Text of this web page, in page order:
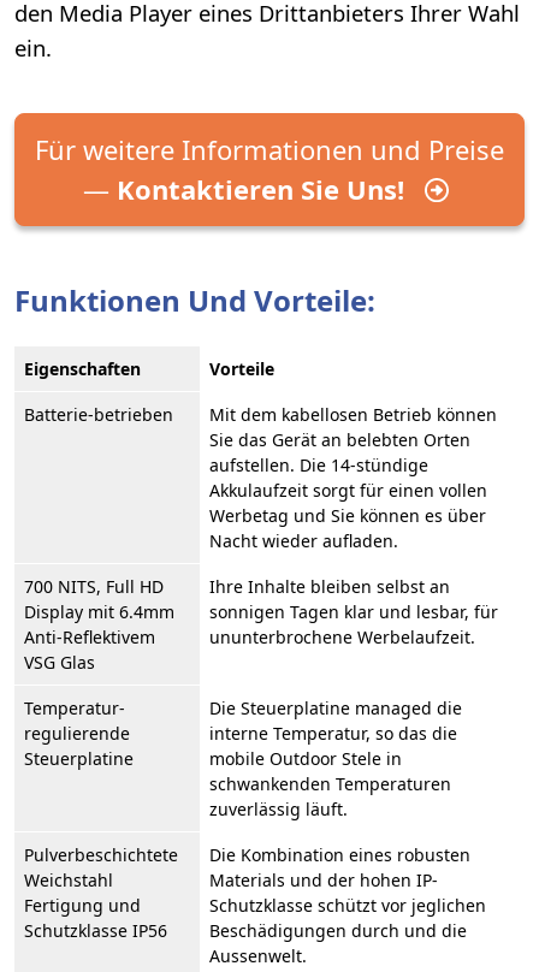
den Media Player eines Drittanbieters Ihrer Wahl
ein.
Für weitere Informationen und Preise
— Kontaktieren Sie Uns!
Funktionen Und Vorteile:
Eigenschaften
Vorteile
Batterie-betrieben
Mit dem kabellosen Betrieb können
Sie das Gerät an belebten Orten
aufstellen. Die 14-stündige
Akkulaufzeit sorgt für einen vollen
Werbetag und Sie können es über
Nacht wieder aufladen.
700 NITS, Full HD
Display mit 6.4mm
Anti-Reflektivem
VSG Glas
Ihre Inhalte bleiben selbst an
sonnigen Tagen klar und lesbar, für
ununterbrochene Werbelaufzeit.
Temperatur-
regulierende
Steuerplatine
Die Steuerplatine managed die
interne Temperatur, so das die
mobile Outdoor Stele in
schwankenden Temperaturen
zuverlässig läuft.
Pulverbeschichtete
Weichstahl
Fertigung und
Schutzklasse IP56
Die Kombination eines robusten
Materials und der hohen IP-
Schutzklasse schützt vor jeglichen
Beschädigungen durch und die
Aussenwelt.